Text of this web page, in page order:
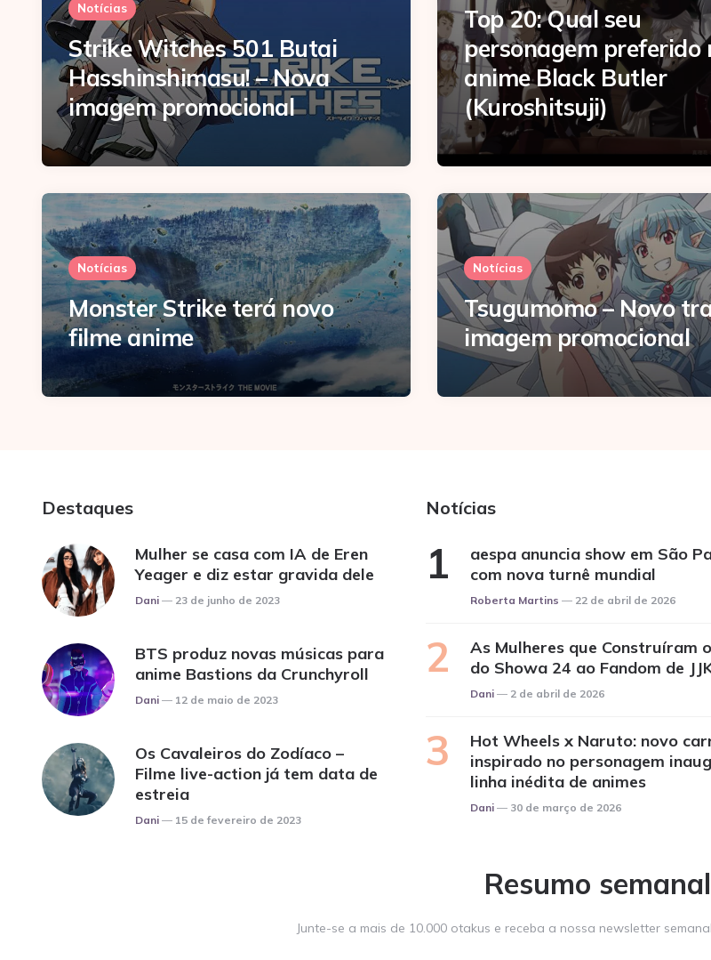
Notícias
Strike Witches 501 Butai
Hasshinshimasu! – Nova
imagem promocional
Top 20: Qual seu
personagem preferido
anime Black Butler
(Kuroshitsuji)
Notícias
Monster Strike terá novo
filme anime
Notícias
Tsugumomo – Novo
imagem promocional
Destaques
Mulher se casa com IA de Eren
Yeager e diz estar gravida dele
Posted
Dani 23 de junho de 2023
BTS produz novas músicas para
anime Bastions da Crunchyroll
Posted
Dani 12 de maio de 2023
Os Cavaleiros do Zodíaco –
Filme live-action já tem data de
estreia
Posted
Dani 15 de fevereiro de 2023
Notícias
aespa anuncia show em São
com nova turnê mundial
Posted
Roberta Martins 22 de abril de 2026
As Mulheres que Construíram
do Showa 24 ao Fandom de
Posted
Dani 2 de abril de 2026
Hot Wheels x Naruto: novo
inspirado no personagem
linha inédita de animes
Posted
Dani 30 de março de 2026
Resumo semanal
Junte-se a mais de 10.000 otakus e receba a nossa newsletter